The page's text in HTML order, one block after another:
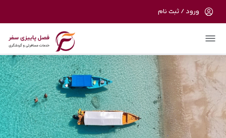
در حال حاضر ارتباط با سرور قطع می باشد لطفا
ورود / ثبت نام